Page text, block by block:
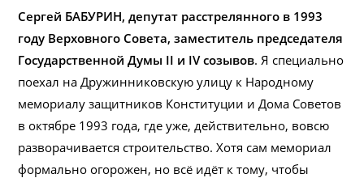
Сергей БАБУРИН, депутат расстрелянного в 1993
году Верховного Совета, заместитель председателя
Государственной Думы II и IV созывов. Я специально
поехал на Дружинниковскую улицу к Народному
мемориалу защитников Конституции и Дома Советов
в октябре 1993 года, где уже, действительно, вовсю
разворачивается строительство. Хотя сам мемориал
формально огорожен, но всё идёт к тому, чтобы